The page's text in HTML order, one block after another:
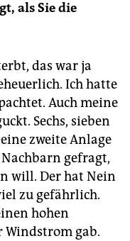
als Sie die
das war ja
Ich hatte
Auch meine
Sechs, sieben
zweite Anlage
gefragt,
will. Der hat Nein
zu gefährlich.
hohen
gab.